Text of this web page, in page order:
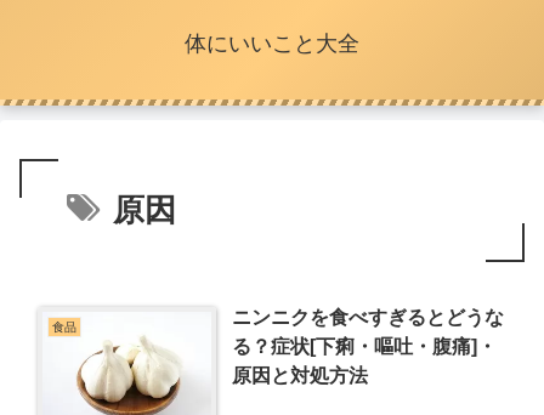
体にいいこと大全
原因
食品
ニンニクを食べすぎるとどうな
る？症状[下痢・嘔吐・腹痛]・
原因と対処方法